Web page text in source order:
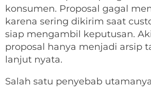
konsumen. Proposal gagal
karena sering dikirim saat
siap mengambil keputusan.
proposal hanya menjadi arsip
lanjut nyata.
Salah satu penyebab